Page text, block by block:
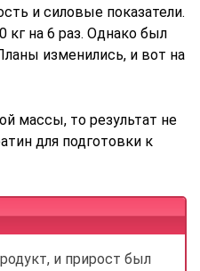
и силовые показатели.
на 6 раз. Однако был
изменились, и вот на
массы, то результат не
для подготовки к
и прирост был